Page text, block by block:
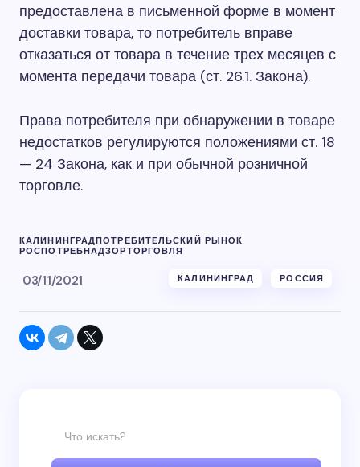
предоставлена в письменной форме в момент
доставки товара, то потребитель вправе
отказаться от товара в течение трех месяцев с
момента передачи товара (ст. 26.1. Закона).
Права потребителя при обнаружении в товаре
недостатков регулируются положениями ст. 18
— 24 Закона, как и при обычной розничной
торговле.
КАЛИНИНГРАДПОТРЕБИТЕЛЬСКИЙ РЫНОК
РОСПОТРЕБНАДЗОРТОРГОВЛЯ
03/11/2021 КАЛИНИНГРАД РОССИЯ